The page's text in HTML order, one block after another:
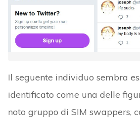
Il seguente individuo sembra
identificato come una delle
noto gruppo di SIM swappers,